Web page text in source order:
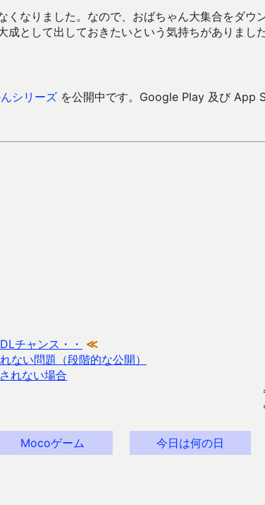
なりました。なので、おばちゃん大集合をダウ
として出しておきたいという気持ちがありました
シリーズ を公開中です。Google Play 及び App
チャンス・・ ≪
ない問題（段階的な公開）
れない場合
Mocoゲーム 今日は何の日